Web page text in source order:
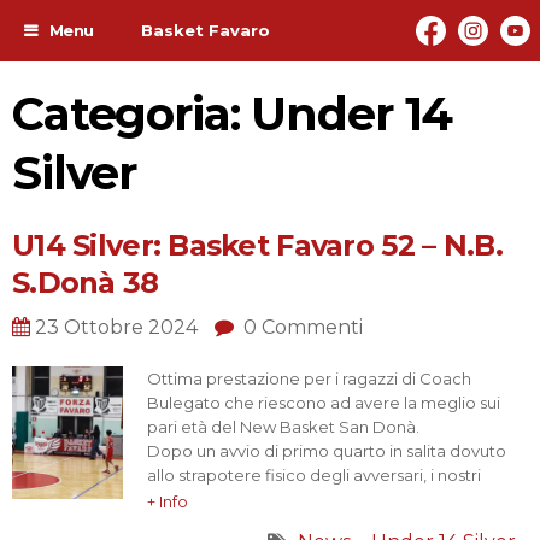
Menu Basket Favaro
Categoria: Under 14
Silver
U14 Silver: Basket Favaro 52 – N.B.
S.Donà 38
23 Ottobre 2024 0 Commenti
Ottima prestazione per i ragazzi di Coach
Bulegato che riescono ad avere la meglio sui
pari età del New Basket San Donà.
Dopo un avvio di primo quarto in salita dovuto
allo strapotere fisico degli avversari, i nostri
ragazzi riescono a chiuderlo sul 12-12 dominando
+ Info